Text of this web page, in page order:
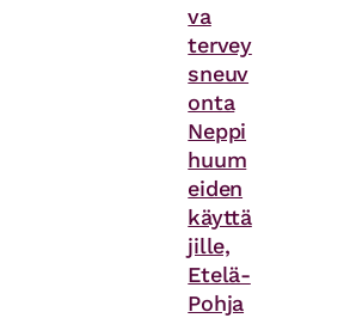
va
tervey
sneuv
onta
Neppi
huum
eiden
käyttä
jille,
Etelä-
Pohja